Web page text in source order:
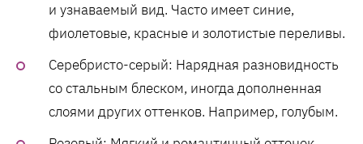
и узнаваемый вид. Часто имеет синие,
фиолетовые, красные и золотистые переливы.
Серебристо-серый: Нарядная разновидность
со стальным блеском, иногда дополненная
слоями других оттенков. Например, голубым.